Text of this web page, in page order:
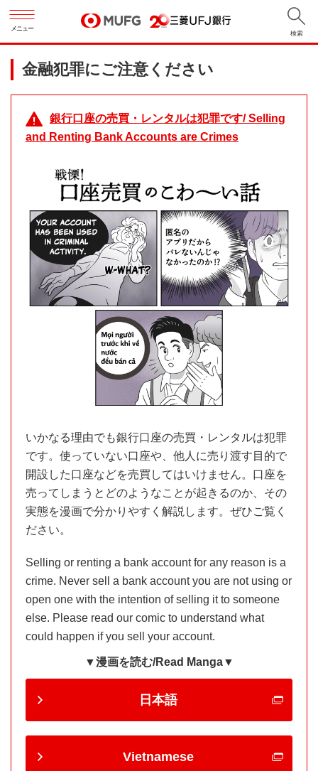
メニュー
検索
金融犯罪にご注意ください
銀行口座の売買・レンタルは犯罪です/ Selling
and Renting Bank Accounts are Crimes
いかなる理由でも銀行口座の売買・レンタルは犯罪
です。使っていない口座や、他人に売り渡す目的で
開設した口座などを売買してはいけません。口座を
売ってしまうとどのようなことが起きるのか、その
実態を漫画で分かりやすく解説します。ぜひご覧く
ださい。
Selling or renting a bank account for any reason is a
crime. Never sell a bank account you are not using or
open one with the intention of selling it to someone
else. Please read our comic to understand what
could happen if you sell your account.
▼漫画を読む/Read Manga▼
日本語
Vietnamese